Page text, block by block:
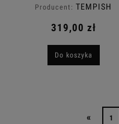
Producent: TEMPISH
319,00 zł
Do koszyka
« 1